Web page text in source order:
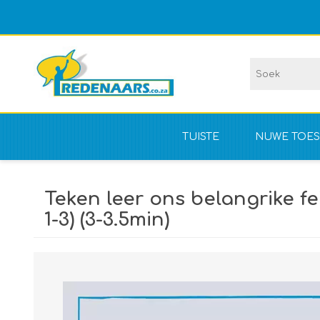
TUISTE NUWE
Teken leer ons belangrike
1-3) (3-3.5min)